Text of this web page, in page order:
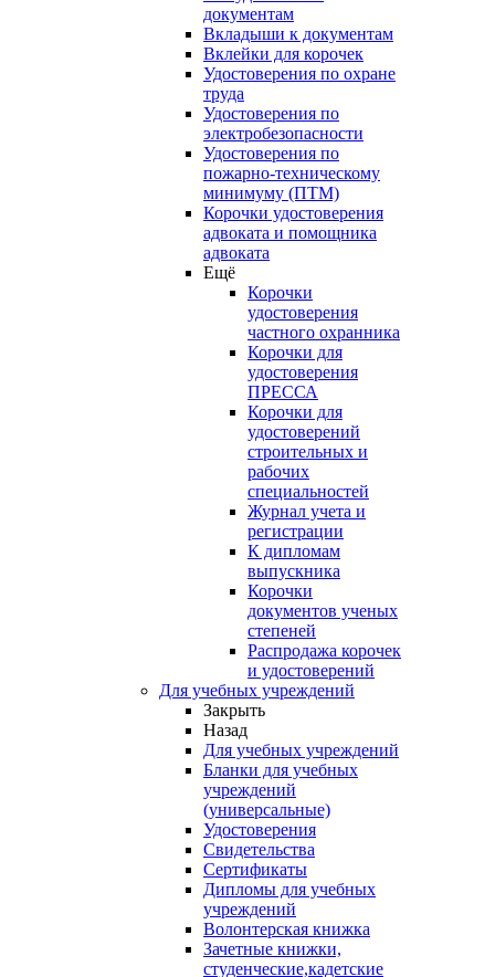
документам
Вкладыши к документам
Вклейки для корочек
Удостоверения по охране
труда
Удостоверения по
электробезопасности
Удостоверения по
пожарно-техническому
минимуму (ПТМ)
Корочки удостоверения
адвоката и помощника
адвоката
Ещё
Корочки
удостоверения
частного охранника
Корочки для
удостоверения
ПРЕССА
Корочки для
удостоверений
строительных и
рабочих
специальностей
Журнал учета и
регистрации
К дипломам
выпускника
Корочки
документов ученых
степеней
Распродажа корочек
и удостоверений
Для учебных учреждений
Закрыть
Назад
Для учебных учреждений
Бланки для учебных
учреждений
(универсальные)
Удостоверения
Свидетельства
Сертификаты
Дипломы для учебных
учреждений
Волонтерская книжка
Зачетные книжки,
студенческие,кадетские